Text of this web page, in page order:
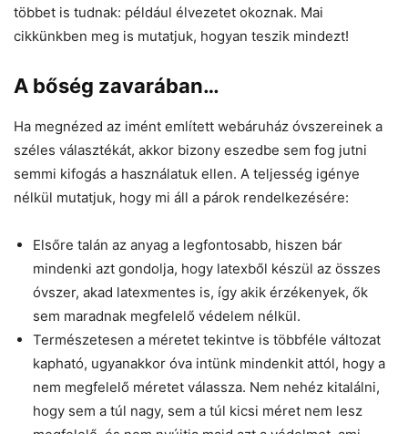
többet is tudnak: például élvezetet okoznak. Mai
cikkünkben meg is mutatjuk, hogyan teszik mindezt!
A bőség zavarában…
Ha megnézed az imént említett webáruház óvszereinek a
széles választékát, akkor bizony eszedbe sem fog jutni
semmi kifogás a használatuk ellen. A teljesség igénye
nélkül mutatjuk, hogy mi áll a párok rendelkezésére:
Elsőre talán az anyag a legfontosabb, hiszen bár
mindenki azt gondolja, hogy latexből készül az összes
óvszer, akad latexmentes is, így akik érzékenyek, ők
sem maradnak megfelelő védelem nélkül.
Természetesen a méretet tekintve is többféle változat
kapható, ugyanakkor óva intünk mindenkit attól, hogy a
nem megfelelő méretet válassza. Nem nehéz kitalálni,
hogy sem a túl nagy, sem a túl kicsi méret nem lesz